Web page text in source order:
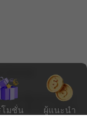
โมชั่น ผู้แนะนำ
ยแก่ผู้เล่นของเรา
ด 24 ชั่วโมง ข้อมูล